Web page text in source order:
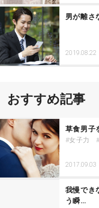
男が離さ
2019.08.22
おすすめ記事
草食男子
女子力
2017.09.03
我慢でき
う瞬…